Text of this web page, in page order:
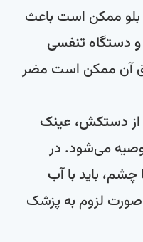
ممکن است باعث
تنفسی
آن ممکن است مضر
دستکش، عینک
می‌شود. در
باید با آب
لزوم به پزشک